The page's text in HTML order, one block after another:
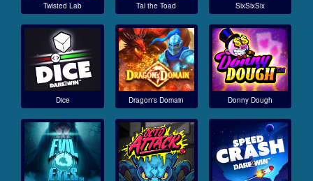
Twisted Lab Tai the Toad SixSixSix
Dice Dragon's Domain Donny Dough